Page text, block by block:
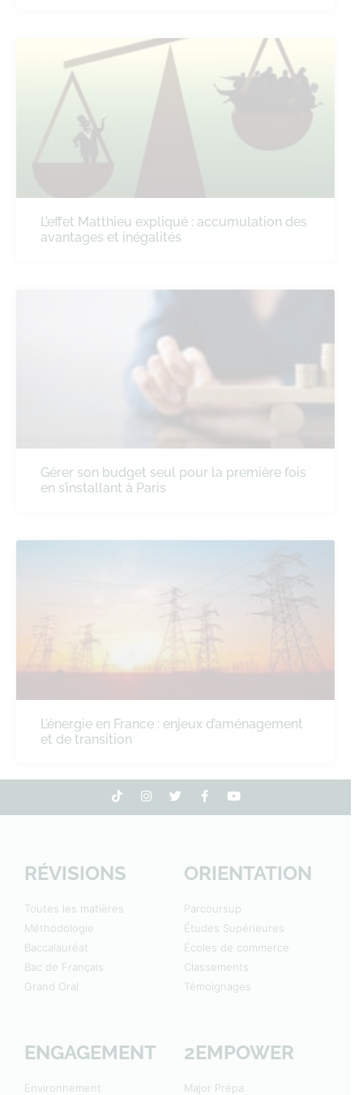
L’effet Matthieu expliqué : accumulation des
avantages et inégalités
Gérer son budget seul pour la première fois
en s’installant à Paris
L’énergie en France : enjeux d’aménagement
et de transition
RÉVISIONS
Toutes les matières
Méthodologie
Baccalauréat
Bac de Français
Grand Oral
ORIENTATION
Parcoursup
Études Supérieures
Écoles de commerce
Classements
Témoignages
ENGAGEMENT
Environnement
2EMPOWER
Major Prépa